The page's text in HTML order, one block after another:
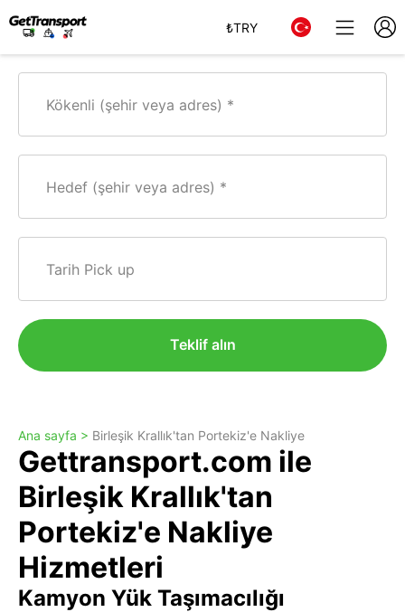
₺TRY
Kökenli (şehir veya adres)
Hedef (şehir veya adres)
Tarih Pick up
Teklif alın
Ana sayfa > Birleşik Krallık'tan Portekiz'e Nakliye
Gettransport.com ile
Birleşik Krallık'tan
Portekiz'e Nakliye
Hizmetleri
Kamyon Yük Taşımacılığı